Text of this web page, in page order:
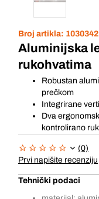
Broj artikla: 1030342
Aluminijska
rukohvatima
Robustan
prečkom
Integrirane
Dva
kontrolirano
(0)
Prvi napišite recenziju
Tehnički podaci